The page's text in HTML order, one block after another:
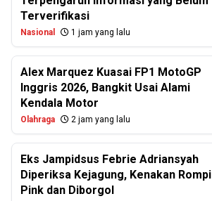
Terverifikasi
Nasional 1 jam yang lalu
Alex Marquez Kuasai FP1 MotoGP
Inggris 2026, Bangkit Usai Alami
Kendala Motor
Olahraga 2 jam yang lalu
Eks Jampidsus Febrie Adriansyah
Diperiksa Kejagung, Kenakan Rompi
Pink dan Diborgol